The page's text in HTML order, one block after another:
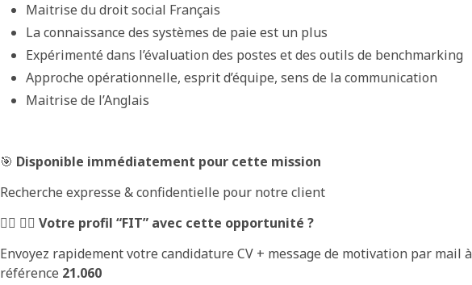
Maitrise du droit social Français
La connaissance des systèmes de paie est un plus
Expérimenté dans l’évaluation des postes et des outils de benchmarking
Approche opérationnelle, esprit d’équipe, sens de la communication
Maitrise de l’Anglais
🎯 Disponible immédiatement pour cette mission
Recherche expresse & confidentielle pour notre client
🦸‍♀️ 🦸‍♂️ Votre profil “FIT” avec cette opportunité ?
Envoyez rapidement votre candidature CV + message de motivation par mail à
référence 21.060